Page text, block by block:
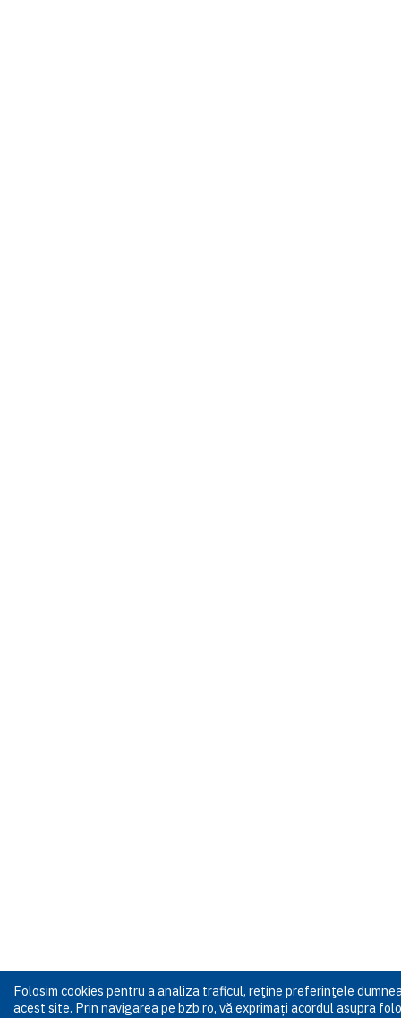
Folosim cookies pentru a analiza traficul, reţine preferinţele
acest site. Prin navigarea pe bzb.ro, vă exprimați acordul asupra